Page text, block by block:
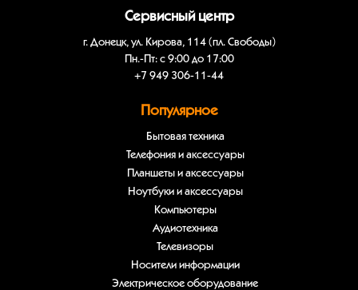
Сервисный центр
г. Донецк, ул. Кирова, 114 (пл. Свободы)
Пн.-Пт: с 9:00 до 17:00
+7 949 306-11-44
Популярное
Бытовая техника
Телефония и аксессуары
Планшеты и аксессуары
Ноутбуки и аксессуары
Компьютеры
Аудиотехника
Телевизоры
Носители информации
Электрическое оборудование